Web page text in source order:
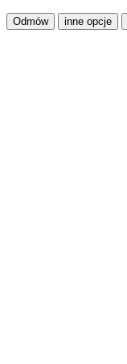
Odmów inne opcje